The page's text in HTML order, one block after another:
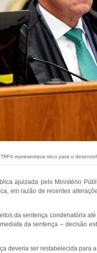
representava risco para o
ajuizada pelo Ministério
em razão de recentes
da sentença condenatória
da sentença – decisão
deveria ser restabelecida para